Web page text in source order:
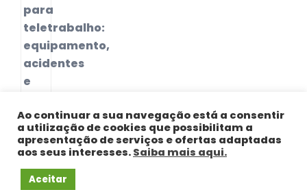
Ao continuar a sua navegação está a consentir
a utilização de cookies que possibilitam a
apresentação de serviços e ofertas adaptadas
aos seus interesses. Saiba mais aqui.
Aceitar